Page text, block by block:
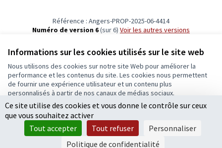
Informations sur les cookies utilisés sur le site web
Nous utilisons des cookies sur notre site Web pour améliorer la
performance et les contenus du site. Les cookies nous permettent
de fournir une expérience utilisateur et un contenu plus
personnalisés à partir de nos canaux de médias sociaux.
Tout accepter
Accepter seulement les cookies essentiels
Paramètres
Référence : Angers-PROP-2025-06-4414
Numéro de version 6(sur 6)
voir les autres versions
Conditions d'utilisation
Paramètres des cookies
Ecrivons Angers sur X
(Lien externe)
Ecrivons Angers sur Facebook
(Lien externe)
logiciel libre Decidim .
Licence
(Lien
Ce site utilise des cookies et vous donne le contrôle sur ceux
que vous souhaitez activer
Tout accepter
Tout refuser
Personnaliser
Politique de confidentialité